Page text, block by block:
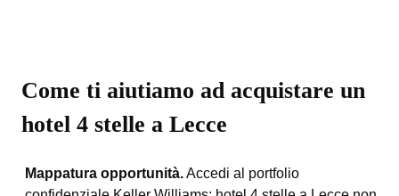
Come ti aiutiamo ad acquistare un
hotel 4 stelle a Lecce
Mappatura opportunità.Accedi al portfolio